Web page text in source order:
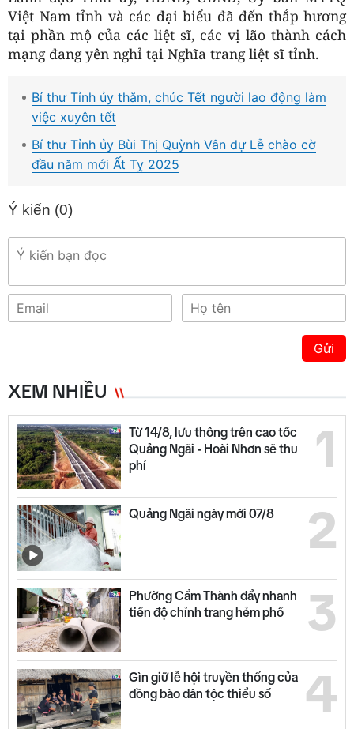
Việt Nam tỉnh và các đại biểu đã đến thắp hương
tại phần mộ của các liệt sĩ, các vị lão thành cách
mạng đang yên nghỉ tại Nghĩa trang liệt sĩ tỉnh.
Bí thư Tỉnh ủy thăm, chúc Tết người lao động làm
việc xuyên tết
Bí thư Tỉnh ủy Bùi Thị Quỳnh Vân dự Lễ chào cờ
đầu năm mới Ất Tỵ 2025
Ý kiến (0)
Gửi
XEM NHIỀU
1
Từ 14/8, lưu thông trên cao tốc
Quảng Ngãi - Hoài Nhơn sẽ thu
phí
2
Quảng Ngãi ngày mới 07/8
3
Phường Cẩm Thành đẩy nhanh
tiến độ chỉnh trang hẻm phố
4
Gìn giữ lễ hội truyền thống của
đồng bào dân tộc thiểu số